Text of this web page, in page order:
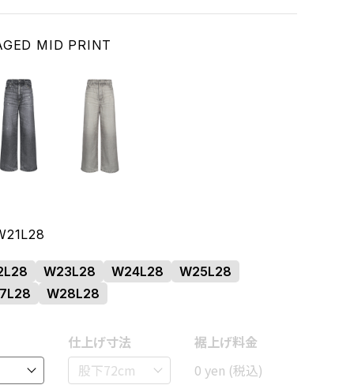
MID PRINT
W23L28 W24L28
W25L28
W28L28
仕上げ寸法
裾上げ料金
0 yen (税込)